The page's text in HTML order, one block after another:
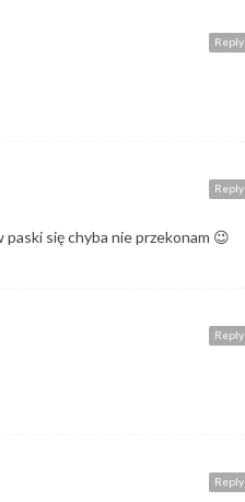
Reply
Reply
się chyba nie przekonam 😉
Reply
Reply